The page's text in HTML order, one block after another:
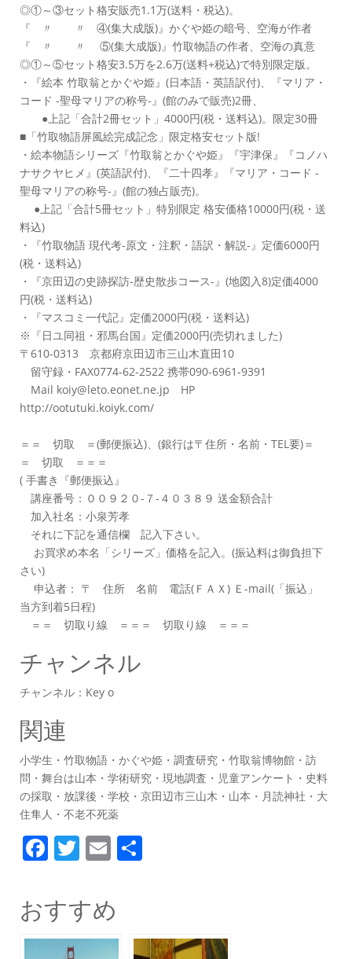
◎①～③セット格安販売1.1万(送料・税込)。
『 〃 〃 ④(集大成版)』かぐや姫の暗号、空海が作者
『 〃 〃 ⑤(集大成版)』竹取物語の作者、空海の真意
◎①～⑤セット格安3.5万を2.6万(送料+税込)で特別限定版。
・『絵本 竹取翁とかぐや姫』(日本語・英語訳付)、『マリア・
コード -聖母マリアの称号-』(館のみで販売)2冊、
●上記「合計2冊セット」4000円(税・送料込)。限定30冊
■「竹取物語屏風絵完成記念」限定格安セット版!
・絵本物語シリーズ『竹取翁とかぐや姫』『宇津保』『コノハ
ナサクヤヒメ』(英語訳付)、『二十四孝』『マリア・コード -
聖母マリアの称号-』(館の独占販売)。
●上記「合計5冊セット」特別限定 格安価格10000円(税・送
料込)
・『竹取物語 現代考-原文・注釈・語訳・解説-』定価6000円
(税・送料込)
・『京田辺の史跡探訪-歴史散歩コース-』(地図入8)定価4000
円(税・送料込)
・『マスコミ一代記』定価2000円(税・送料込)
※『日ユ同祖・邪馬台国』定価2000円(売切れました)
〒610-0313 京都府京田辺市三山木直田10
留守録・FAX0774-62-2522 携帯090-6961-9391
Mail koiy@leto.eonet.ne.jp HP
http://ootutuki.koiyk.com/
＝＝ 切取 ＝(郵便振込)、(銀行は〒住所・名前・TEL要)＝
＝ 切取 ＝＝＝
( 手書き『郵便振込』
講座番号：００９２０-７-４０３８９ 送金額合計
加入社名：小泉芳孝
それに下記を通信欄 記入下さい。
お買求め本名「シリーズ」価格を記入。(振込料は御負担下
さい)
申込者： 〒 住所 名前 電話(ＦＡＸ) Ｅ-mail(「振込」
当方到着5日程)
＝＝ 切取り線 ＝＝＝ 切取り線 ＝＝＝
チャンネル
チャンネル：Key o
関連
小学生・竹取物語・かぐや姫・調査研究・竹取翁博物館・訪
問・舞台は山本・学術研究・現地調査・児童アンケート・史料
の採取・放課後・学校・京田辺市三山木・山本・月読神社・大
住隼人・不老不死薬
F
c
e
b
T
itt
er
E
ai
l
おすすめ